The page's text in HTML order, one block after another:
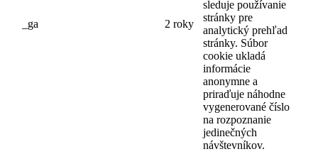
_ga 2 roky
sleduje používanie
stránky pre
analytický prehľad
stránky. Súbor
cookie ukladá
informácie
anonymne a
priraďuje náhodne
vygenerované číslo
na rozpoznanie
jedinečných
návštevníkov.